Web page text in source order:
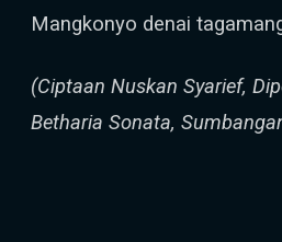
Mangkonyo denai
(Ciptaan Nuskan Syarief,
Betharia Sonata,